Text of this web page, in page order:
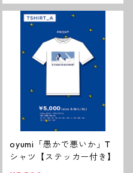
oyumi「愚かで悪いか」T
シャツ【ステッカー付き】